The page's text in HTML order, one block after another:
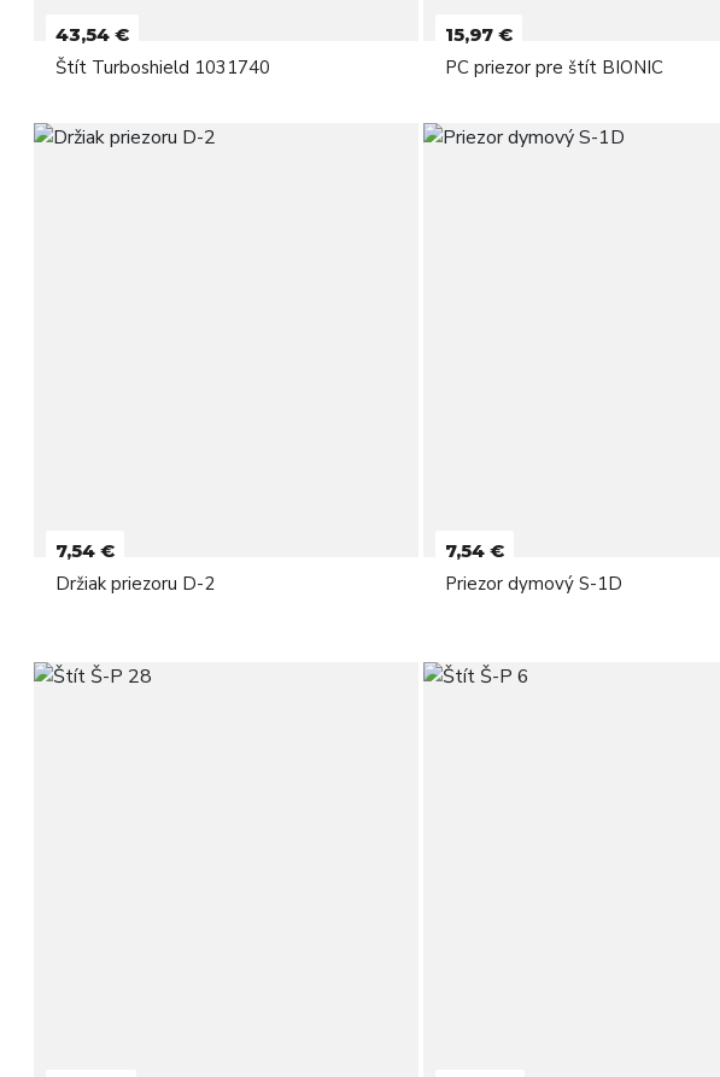
43,54 €
Štít Turboshield 1031740
15,97 €
PC priezor pre štít BIONIC
7,54 €
Držiak priezoru D-2
7,54 €
Priezor dymový S-1D